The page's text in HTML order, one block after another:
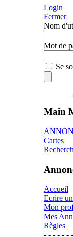
Login
Fermer
Nom
Mot de
Se
Main
Cartes
Accueil
Ecrire
Mon
Mes
Règles
- - - - - - -